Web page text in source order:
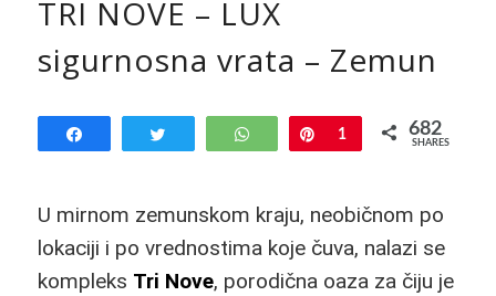
TRI NOVE – LUX
sigurnosna vrata – Zemun
WhatsApp Pin
1 682
SHARES
U mirnom zemunskom kraju, neobičnom po
lokaciji i po vrednostima koje čuva, nalazi se
kompleks Tri Nove, porodična oaza za čiju je